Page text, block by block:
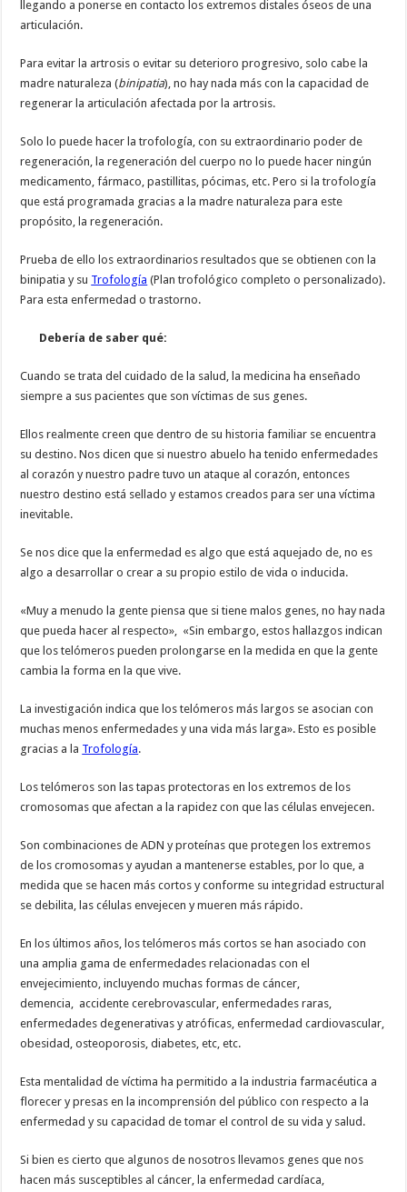
llegando a ponerse en contacto los extremos distales óseos de una
articulación.
Para evitar la artrosis o evitar su deterioro progresivo, solo cabe la
madre naturaleza (binipatia), no hay nada más con la capacidad de
regenerar la articulación afectada por la artrosis.
Solo lo puede hacer la trofología, con su extraordinario poder de
regeneración, la regeneración del cuerpo no lo puede hacer ningún
medicamento, fármaco, pastillitas, pócimas, etc. Pero si la trofología
que está programada gracias a la madre naturaleza para este
propósito, la regeneración.
Prueba de ello los extraordinarios resultados que se obtienen con la
binipatia y su Trofología (Plan trofológico completo o personalizado).
Para esta enfermedad o trastorno.
Debería de saber qué:
Cuando se trata del cuidado de la salud, la medicina ha enseñado
siempre a sus pacientes que son víctimas de sus genes.
Ellos realmente creen que dentro de su historia familiar se encuentra
su destino. Nos dicen que si nuestro abuelo ha tenido enfermedades
al corazón y nuestro padre tuvo un ataque al corazón, entonces
nuestro destino está sellado y estamos creados para ser una víctima
inevitable.
Se nos dice que la enfermedad es algo que está aquejado de, no es
algo a desarrollar o crear a su propio estilo de vida o inducida.
«Muy a menudo la gente piensa que si tiene malos genes, no hay nada
que pueda hacer al respecto», «Sin embargo, estos hallazgos indican
que los telómeros pueden prolongarse en la medida en que la gente
cambia la forma en la que vive.
La investigación indica que los telómeros más largos se asocian con
muchas menos enfermedades y una vida más larga». Esto es posible
gracias a la Trofología.
Los telómeros son las tapas protectoras en los extremos de los
cromosomas que afectan a la rapidez con que las células envejecen.
Son combinaciones de ADN y proteínas que protegen los extremos
de los cromosomas y ayudan a mantenerse estables, por lo que, a
medida que se hacen más cortos y conforme su integridad estructural
se debilita, las células envejecen y mueren más rápido.
En los últimos años, los telómeros más cortos se han asociado con
una amplia gama de enfermedades relacionadas con el
envejecimiento, incluyendo muchas formas de cáncer,
demencia, accidente cerebrovascular, enfermedades raras,
enfermedades degenerativas y atróficas, enfermedad cardiovascular,
obesidad, osteoporosis, diabetes, etc, etc.
Esta mentalidad de víctima ha permitido a la industria farmacéutica a
florecer y presas en la incomprensión del público con respecto a la
enfermedad y su capacidad de tomar el control de su vida y salud.
Si bien es cierto que algunos de nosotros llevamos genes que nos
hacen más susceptibles al cáncer, la enfermedad cardíaca,